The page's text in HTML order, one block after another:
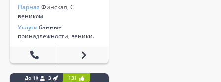
Парная Финская, С
веником
Услуги банные
принадлежности, веники.
До 10 3 131